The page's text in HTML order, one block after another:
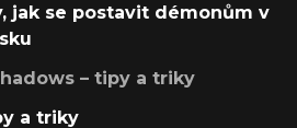
jak se postavit démonům v
– tipy a triky
a triky